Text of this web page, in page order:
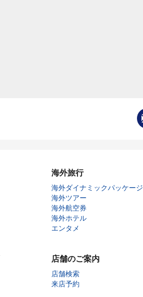
海外旅行
海外ダイナミックパッケージ
海外ツアー
海外航空券
海外ホテル
エンタメ
店舗のご案内
店舗検索
来店予約